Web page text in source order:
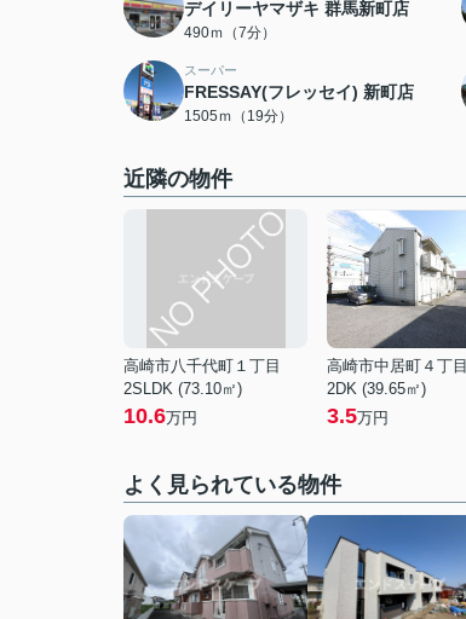
デイリーヤマザキ 群馬新町店
490ｍ（7分）
スーパー
FRESSAY(フレッセイ) 新町店
1505ｍ（19分）
近隣の物件
高崎市八千代町１丁目
2SLDK (73.10㎡)
10.6万円
高崎市中居町４丁目
2DK (39.65㎡)
3.5万円
よく見られている物件